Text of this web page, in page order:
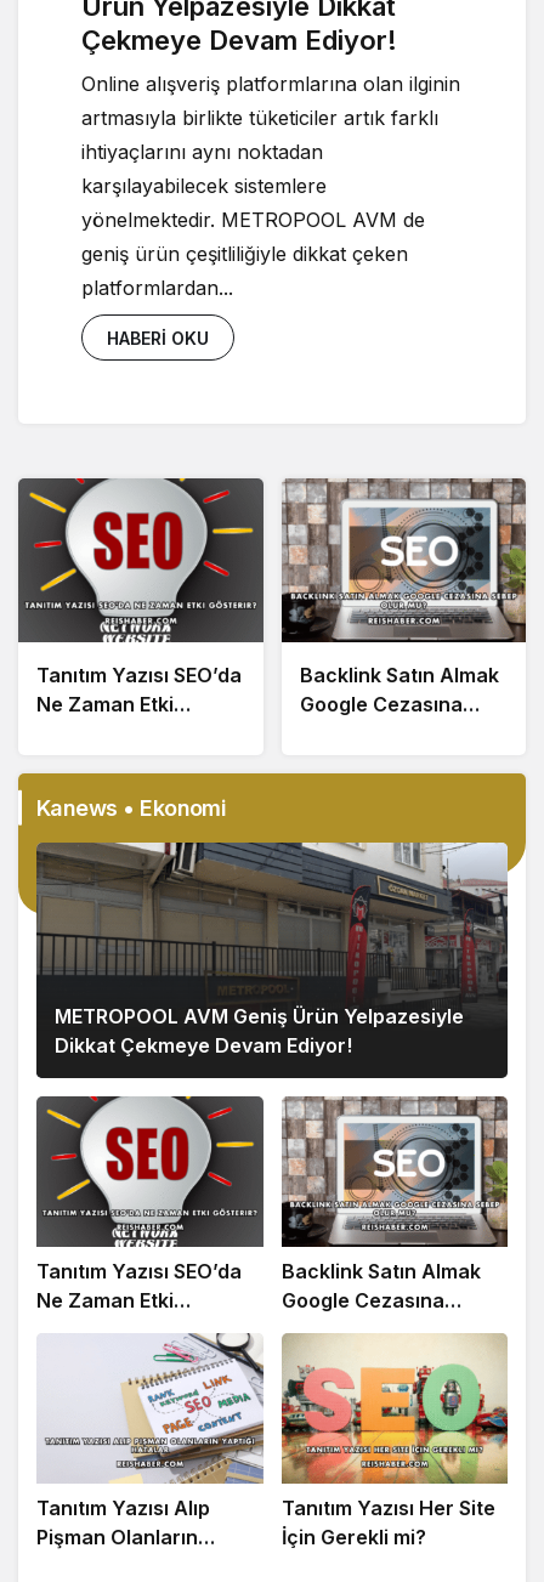
Ürün Yelpazesiyle Dikkat
Çekmeye Devam Ediyor!
Online alışveriş platformlarına olan ilginin
artmasıyla birlikte tüketiciler artık farklı
ihtiyaçlarını aynı noktadan
karşılayabilecek sistemlere
yönelmektedir. METROPOOL AVM de
geniş ürün çeşitliliğiyle dikkat çeken
platformlardan...
HABERI OKU
Tanıtım Yazısı SEO’da
Ne Zaman Etki
Backlink Satın Almak
Google Cezasına
Kanews • Ekonomi
METROPOOL AVM Geniş Ürün Yelpazesiyle
Dikkat Çekmeye Devam Ediyor!
Tanıtım Yazısı SEO’da
Ne Zaman Etki
Gösterir?
Backlink Satın Almak
Google Cezasına
Sebep Olur mu?
Tanıtım Yazısı Alıp
Pişman Olanların
Tanıtım Yazısı Her Site
İçin Gerekli mi?